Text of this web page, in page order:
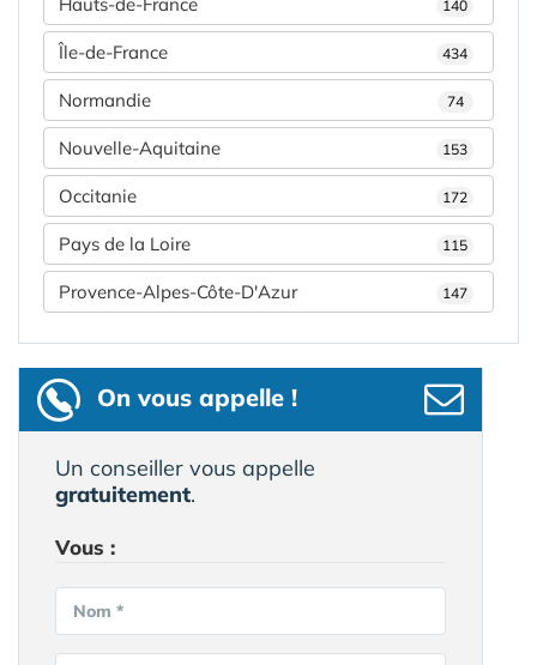
140
Île-de-France 434
Normandie 74
Nouvelle-Aquitaine 153
Occitanie 172
Pays de la Loire 115
Provence-Alpes-Côte-D'Azur 147
On vous appelle !
Un conseiller vous appelle
gratuitement.
Vous :
Nom *